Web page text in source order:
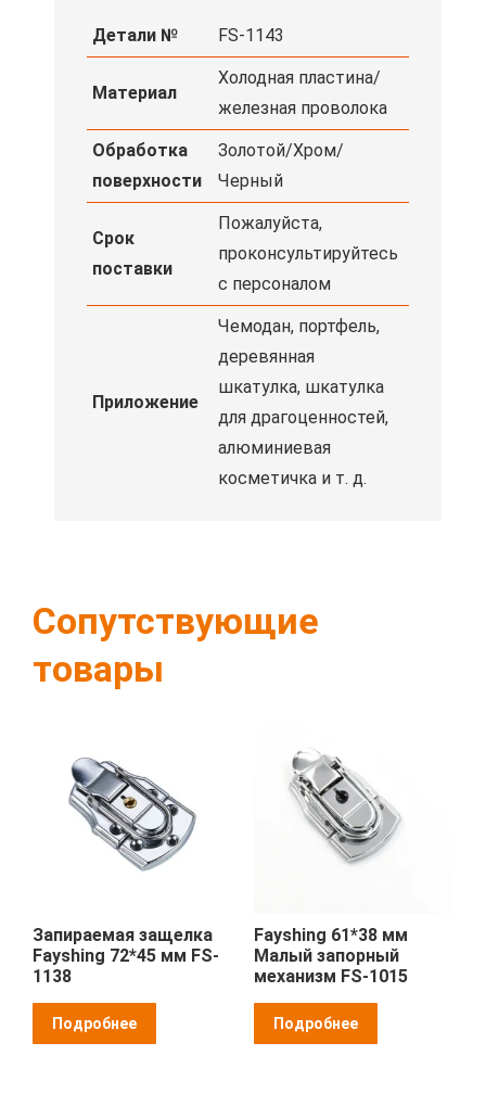
Детали № FS-1143
Материал
Холодная пластина/
железная проволока
Обработка
поверхности
Золотой/Хром/
Черный
Срок
поставки
Пожалуйста,
проконсультируйтесь
с персоналом
Приложение
Чемодан, портфель,
деревянная
шкатулка, шкатулка
для драгоценностей,
алюминиевая
косметичка и т. д.
Сопутствующие
товары
Запираемая защелка
Fayshing 72*45 мм FS-
1138
Подробнее
Fayshing 61*38 мм
Малый запорный
механизм FS-1015
Подробнее